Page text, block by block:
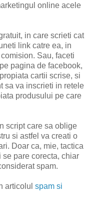
online acele
in care scrieti cat
link catre ea, in
Sau, faceti
pagina de facebook,
cartii scrise, si
sa va inscrieti in retele
produsului pe care
script care sa oblige
si astfel va creati o
Doar ca, mie, tactica
pare corecta, chiar
spam.
articolul spam si